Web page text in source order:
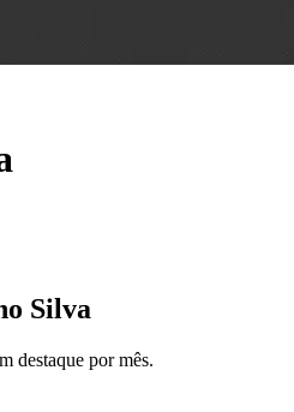
Silva
destaque por mês.